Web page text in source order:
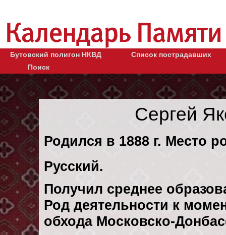
Бутовский полигон НКВД
Список пострадавших
Поиск
Сергей
Родился в 1888 г. Место
Русский.
Получил среднее
Род деятельности к
обхода Московско-